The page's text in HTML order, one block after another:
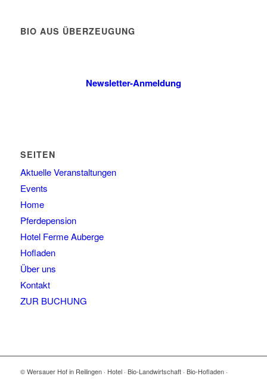
BIO AUS ÜBERZEUGUNG
Newsletter-Anmeldung
SEITEN
Aktuelle Veranstaltungen
Events
Home
Pferdepension
Hotel Ferme Auberge
Hofladen
Über uns
Kontakt
ZUR BUCHUNG
© Wersauer Hof in Reilingen · Hotel · Bio-Landwirtschaft · Bio-Hofladen ·